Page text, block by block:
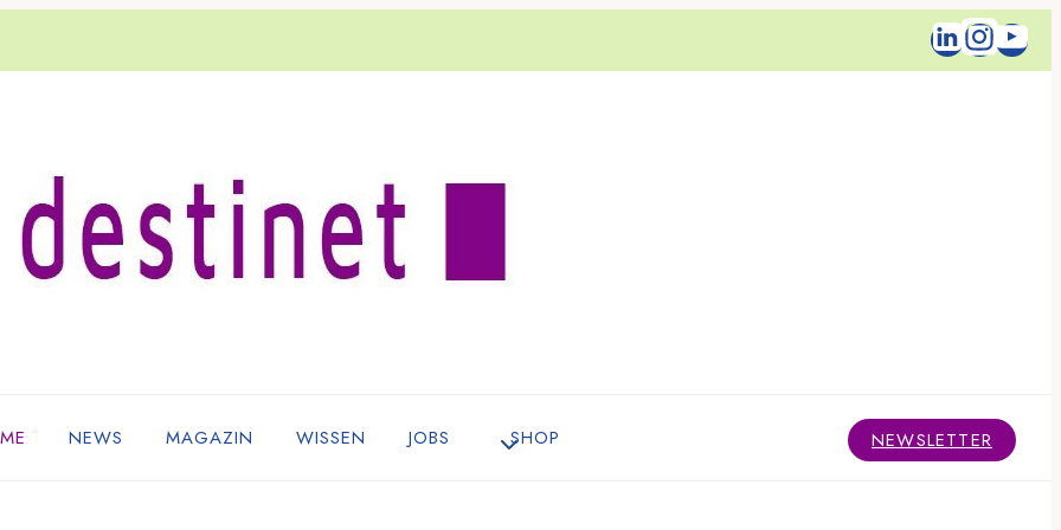
NEWS MAGAZIN WISSEN JOBS SHOP NEWSLETTER